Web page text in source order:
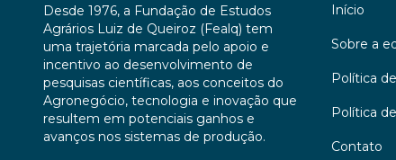
Desde 1976, a Fundação de Estudos
Agrários Luiz de Queiroz (Fealq) tem
uma trajetória marcada pelo apoio e
incentivo ao desenvolvimento de
pesquisas científicas, aos conceitos do
Agronegócio, tecnologia e inovação que
resultem em potenciais ganhos e
avanços nos sistemas de produção.
Início
Sobre a
Política
Política
Contato